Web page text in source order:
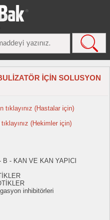
İÇİN SOLUSYON
tıklayınız (Hastalar için)
(Hekimler için)
- KAN VE KAN YAPICI
inhibitörleri